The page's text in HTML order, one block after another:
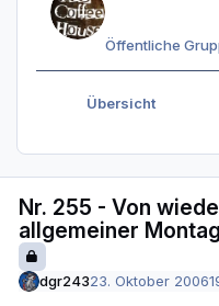
Öffentliche
Übersicht
Nr. 255 - Von
allgemeiner
dgr24323. Oktober 2006